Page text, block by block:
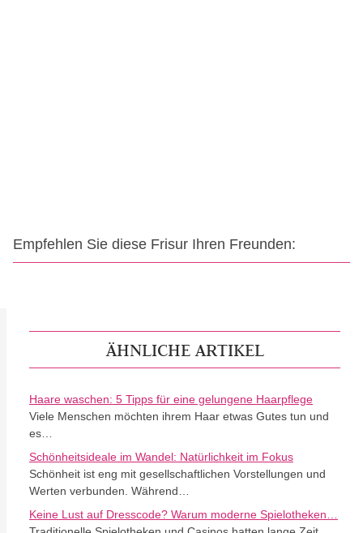
Empfehlen Sie diese Frisur Ihren Freunden:
ÄHNLICHE ARTIKEL
Haare waschen: 5 Tipps für eine gelungene Haarpflege
Viele Menschen möchten ihrem Haar etwas Gutes tun und
es…
Schönheitsideale im Wandel: Natürlichkeit im Fokus
Schönheit ist eng mit gesellschaftlichen Vorstellungen und
Werten verbunden. Während…
Keine Lust auf Dresscode? Warum moderne Spielotheken…